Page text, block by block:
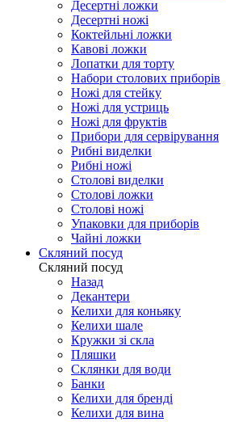
Десертні ложки
Десертні ножі
Коктейльні ложки
Кавові ложки
Лопатки для торту
Набори столових приборів
Ножі для стейку
Ножі для устриць
Ножі для фруктів
Прибори для сервірування
Рибні виделки
Рибні ножі
Столові виделки
Столові ложки
Столові ножі
Упаковки для приборів
Чайні ложки
Скляний посуд
Скляний посуд
Назад
Декантери
Келихи для коньяку
Келихи шале
Кружки зі скла
Пляшки
Склянки для води
Банки
Келихи для бренді
Келихи для вина